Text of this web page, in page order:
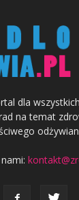
dla
na temat